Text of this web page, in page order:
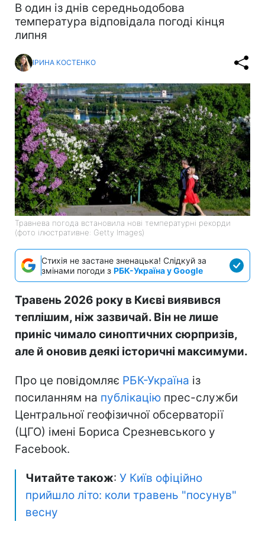
В один із днів середньодобова
температура відповідала погоді кінця
липня
ІРИНА КОСТЕНКО
Травнева погода встановила нові температурні рекорди
(фото ілюстративне: Getty Images)
Стихія не застане зненацька! Слідкуй за
змінами погоди з РБК-Україна у Google
Травень 2026 року в Києві виявився
теплішим, ніж зазвичай. Він не лише
приніс чимало синоптичних сюрпризів,
але й оновив деякі історичні максимуми.
Про це повідомляє РБК-Україна із
посиланням на публікацію прес-служби
Центральної геофізичної обсерваторії
(ЦГО) імені Бориса Срезневського у
Facebook.
Читайте також: У Київ офіційно
прийшло літо: коли травень "посунув"
весну